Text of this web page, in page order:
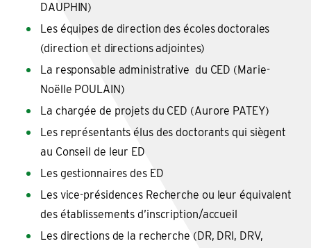
DAUPHIN)
Les équipes de direction des écoles doctorales
(direction et directions adjointes)
La responsable administrative du CED (Marie-
Noëlle POULAIN)
La chargée de projets du CED (Aurore PATEY)
Les représentants élus des doctorants qui siègent
au Conseil de leur ED
Les gestionnaires des ED
Les vice-présidences Recherche ou leur équivalent
des établissements d’inscription/accueil
Les directions de la recherche (DR, DRI, DRV,